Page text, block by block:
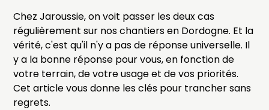
Chez Jaroussie, on voit passer les deux cas
régulièrement sur nos chantiers en Dordogne. Et la
vérité, c'est qu'il n'y a pas de réponse universelle. Il
y a la bonne réponse pour vous, en fonction de
votre terrain, de votre usage et de vos priorités.
Cet article vous donne les clés pour trancher sans
regrets.